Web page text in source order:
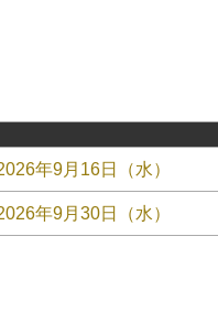
年9月16日（水）
年9月30日（水）